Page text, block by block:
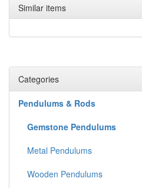
Similar items
Categories
Pendulums & Rods
Gemstone Pendulums
Metal Pendulums
Wooden Pendulums